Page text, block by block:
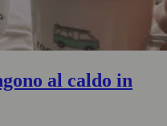
al caldo in